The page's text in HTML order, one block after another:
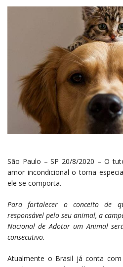
São Paulo – SP 20/8/2020 – O
amor incondicional o torna
ele se comporta.
Para fortalecer o conceito de
responsável pelo seu animal, a
Nacional de Adotar um Animal
consecutivo.
Atualmente o Brasil já conta